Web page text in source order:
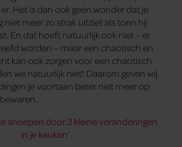
Het is dan ook geen wonder dat je
niet meer zo strak uitziet als toen hij
En dat hoeft natuurlijk ook niet – er
worden – maar een chaotisch en
kan ook zorgen voor een chaotisch
we natuurlijk niet! Daarom geven wij
je voortaan beter niet meer op
snoepen door 3 kleine veranderingen
in je keuken’